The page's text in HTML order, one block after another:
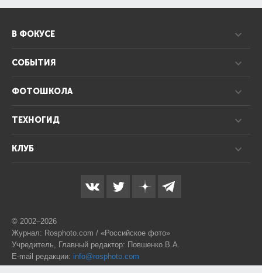
В ФОКУСЕ
СОБЫТИЯ
ФОТОШКОЛА
ТЕХНОГИД
КЛУБ
© 2002–2026
Журнал: Rosphoto.com / «Российское фото»
Учредитель, Главный редактор: Повшенко В.А.
E-mail редакции: info@rosphoto.com